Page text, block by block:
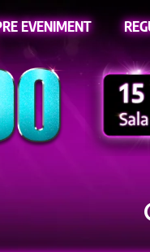
EVENIMENT